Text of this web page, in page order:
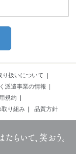
り扱いについて
派遣事業の情報
規約
取り組み
品質方針